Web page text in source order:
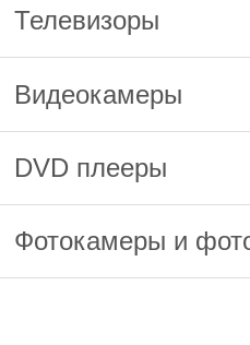
Телевизоры
Видеокамеры
DVD плееры
Фотокамеры и